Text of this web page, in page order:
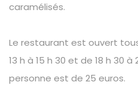
caramélisés.
Le restaurant est ouvert
13 h à 15 h 30 et de 18 h 30
personne est de 25 euros.